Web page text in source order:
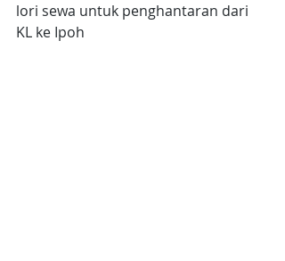
lori sewa untuk penghantaran dari
KL ke Ipoh